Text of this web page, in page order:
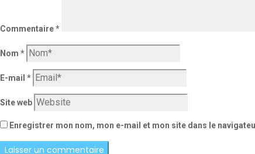
Commentaire*
Nom *
E-mail *
Site web
Enregistrer mon nom, mon e-mail et mon site dans le